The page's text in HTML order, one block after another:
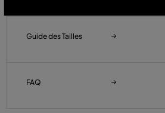
Guide des Tailles
FAQ